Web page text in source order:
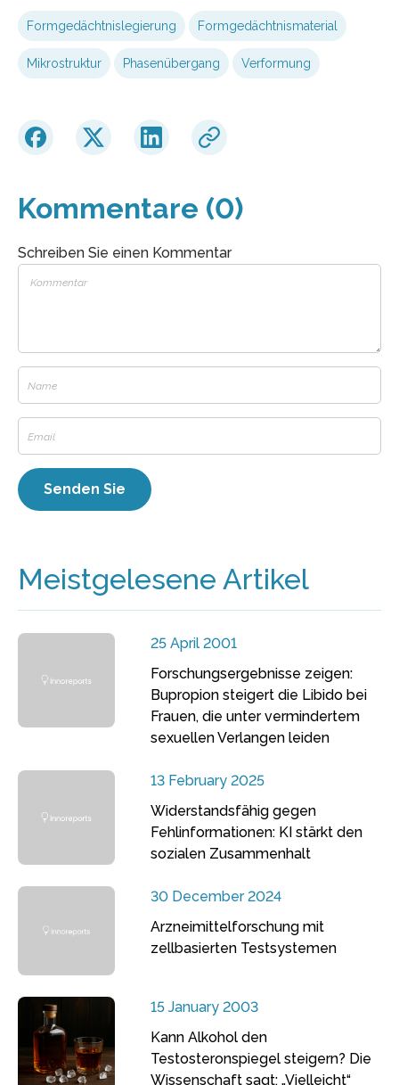
Formgedächtnislegierung Formgedächtnismaterial
Mikrostruktur Phasenübergang Verformung
Kommentare (0)
Schreiben Sie einen Kommentar
Meistgelesene Artikel
25 April 2001
Forschungsergebnisse zeigen:
Bupropion steigert die Libido bei
Frauen, die unter vermindertem
sexuellen Verlangen leiden
13 February 2025
Widerstandsfähig gegen
Fehlinformationen: KI stärkt den
sozialen Zusammenhalt
30 December 2024
Arzneimittelforschung mit
zellbasierten Testsystemen
15 January 2003
Kann Alkohol den
Testosteronspiegel steigern? Die
Wissenschaft sagt: „Vielleicht“